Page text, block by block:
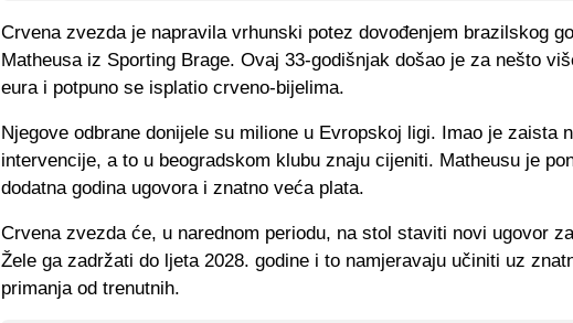
Crvena zvezda je napravila vrhunski potez dovođenjem brazilskog
Matheusa iz Sporting Brage. Ovaj 33-godišnjak došao je za nešto
eura i potpuno se isplatio crveno-bijelima.
Njegove odbrane donijele su milione u Evropskoj ligi. Imao je zaista
intervencije, a to u beogradskom klubu znaju cijeniti. Matheusu je
dodatna godina ugovora i znatno veća plata.
Crvena zvezda će, u narednom periodu, na stol staviti novi ugovor
Žele ga zadržati do ljeta 2028. godine i to namjeravaju učiniti uz
primanja od trenutnih.